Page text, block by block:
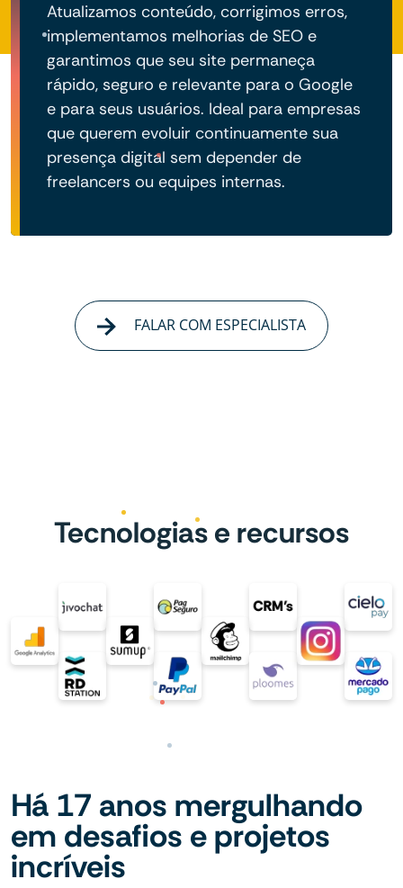
Atualizamos conteúdo, corrigimos erros,
implementamos melhorias de SEO e
garantimos que seu site permaneça
rápido, seguro e relevante para o Google
e para seus usuários. Ideal para empresas
que querem evoluir continuamente sua
presença digital sem depender de
freelancers ou equipes internas.
FALAR COM ESPECIALISTA
Tecnologias e recursos
Há 17 anos mergulhando
em desafios e projetos
incríveis